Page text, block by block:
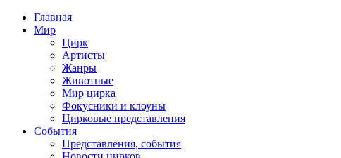
Главная
Мир
Цирк
Артисты
Жанры
Животные
Мир цирка
Фокусники и клоуны
Цирковые представления
События
Представления, события